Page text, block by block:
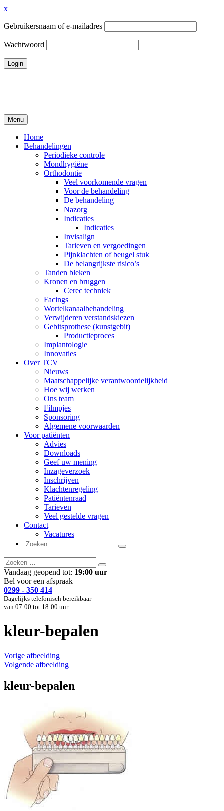
x
Gebruikersnaam of e-mailadres
Wachtwoord
Tandheelkundigcentrum Volendam
Menu
Home
Behandelingen
Periodieke controle
Mondhygiëne
Orthodontie
Veel voorkomende vragen
Voor de behandeling
De behandeling
Nazorg
Indicaties
Indicaties
Invisalign
Tarieven en vergoedingen
Pijnklachten of beugel stuk
De belangrijkste risico’s
Tanden bleken
Kronen en bruggen
Cerec techniek
Facings
Wortelkanaalbehandeling
Verwijderen verstandskiezen
Gebitsprothese (kunstgebit)
Productieproces
Implantologie
Innovaties
Over TCV
Nieuws
Maatschappelijke verantwoordelijkheid
Hoe wij werken
Ons team
Filmpjes
Sponsoring
Algemene voorwaarden
Voor patiënten
Advies
Downloads
Geef uw mening
Inzageverzoek
Inschrijven
Klachtenregeling
Patiëntenraad
Tarieven
Veel gestelde vragen
Contact
Vacatures
Zoeken
naar:
Zoeken
Zoeken
naar:
Zoeken
Vandaag geopend tot: 19:00 uur
Bel voor een afspraak
0299 - 350 414
Dagelijks telefonisch bereikbaar
van 07:00 tot 18:00 uur
kleur-bepalen
Vorige afbeelding
Volgende afbeelding
kleur-bepalen